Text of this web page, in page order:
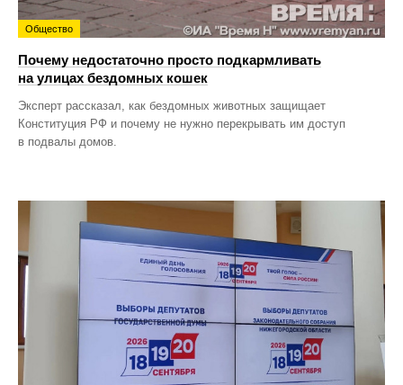
Общество
Почему недостаточно просто подкармливать
на улицах бездомных кошек
Эксперт рассказал, как бездомных животных защищает
Конституция РФ и почему не нужно перекрывать им доступ
в подвалы домов.